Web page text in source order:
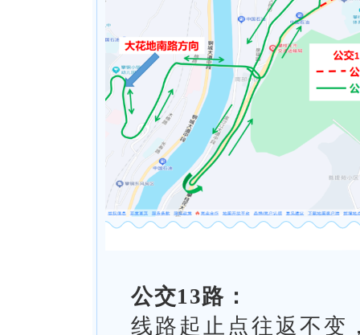
公交13路：
线路起止点往返不变